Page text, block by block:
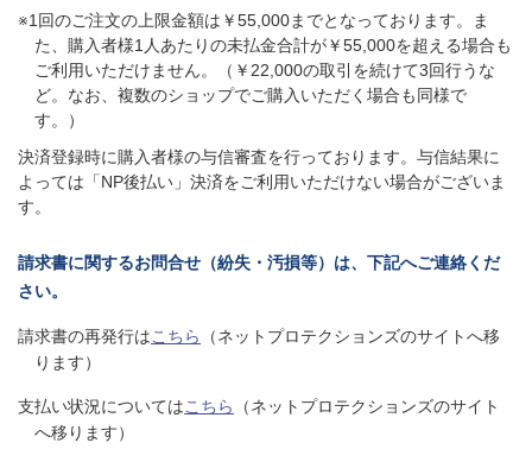
※1回のご注文の上限金額は￥55,000までとなっております。ま
た、購入者様1人あたりの未払金合計が￥55,000を超える場合も
ご利用いただけません。（￥22,000の取引を続けて3回行うな
ど。なお、複数のショップでご購入いただく場合も同様で
す。）
決済登録時に購入者様の与信審査を行っております。与信結果に
よっては「NP後払い」決済をご利用いただけない場合がございま
す。
請求書に関するお問合せ（紛失・汚損等）は、下記へご連絡くだ
さい。
請求書の再発行はこちら
（ネットプロテクションズのサイトへ移
ります）​
支払い状況についてはこちら
（ネットプロテクションズのサイト
へ移ります）​